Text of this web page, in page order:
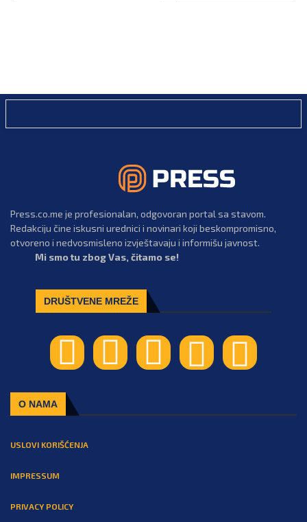
Press.co.me je profesionalan, odgovoran portal sa stavom.
Redakciju čine iskusni urednici i novinari koji beskompromisno,
otvoreno i nedvosmisleno izvještavaju i informišu javnost.
Mi smo tu zbog Vas, čitamo se!
DRUŠTVENE MREŽE
O NAMA
USLOVI KORIŠĆENJA
IMPRESSUM
PRIVACY POLICY